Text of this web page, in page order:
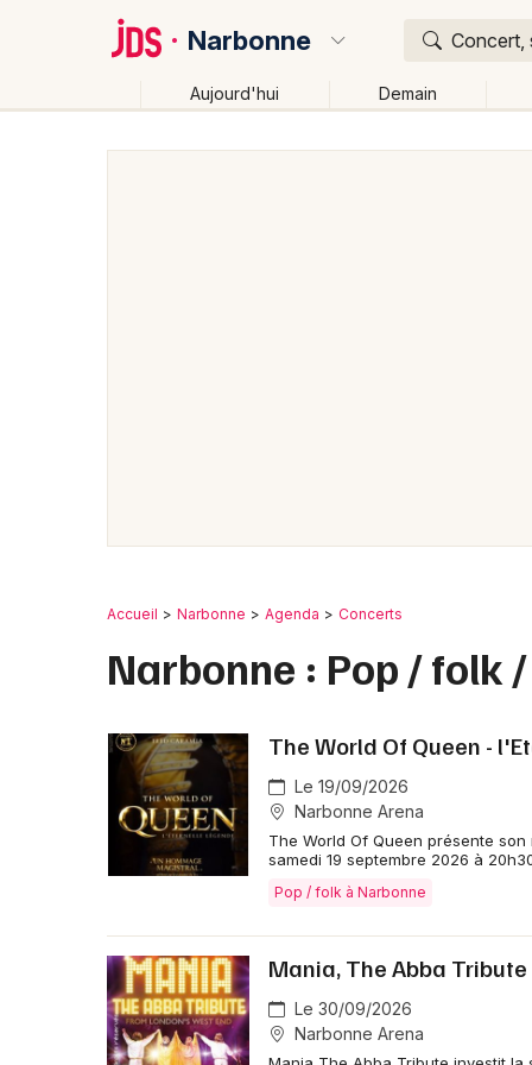
Narbonne Concert,
Aujourd'hui Demain
Accueil Narbonne Agenda Concerts
Narbonne : Pop / folk
The World Of Queen -
Le 19/09/2026
Narbonne Arena
The World Of Queen présente
samedi 19 septembre 2026 à
Pop / folk à Narbonne
Mania, The Abba Tribute
Le 30/09/2026
Narbonne Arena